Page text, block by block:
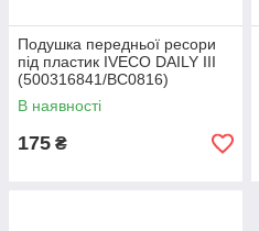
Подушка передньої ресори
під пластик IVECO DAILY III
(500316841/BC0816)
BCGUMA
В наявності
175 ₴